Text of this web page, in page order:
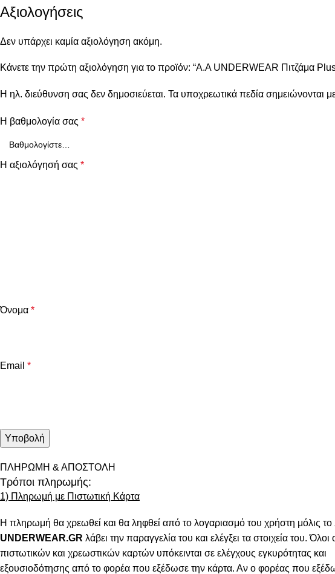
Αξιολογήσεις
Δεν υπάρχει καμία αξιολόγηση ακόμη.
Κάνετε την πρώτη αξιολόγηση για το προϊόν: “Α.A UNDERWEAR Πιτζάμα
Η ηλ. διεύθυνση σας δεν δημοσιεύεται. Τα υποχρεωτικά πεδία σημειώνονται
Η βαθμολογία σας *
Η αξιολόγησή σας *
Όνομα *
Email *
ΠΛΗΡΩΜΗ & ΑΠΟΣΤΟΛΗ
Τρόποι πληρωμής:
1) Πληρωμή με Πιστωτική Κάρτα
Η πληρωμή θα χρεωθεί και θα ληφθεί από το λογαριασμό του χρήστη μόλις το
UNDERWEAR.GR λάβει την παραγγελία του και ελέγξει τα στοιχεία του. Όλοι
πιστωτικών και χρεωστικών καρτών υπόκεινται σε ελέγχους εγκυρότητας και
εξουσιοδότησης από το φορέα που εξέδωσε την κάρτα. Αν ο φορέας που